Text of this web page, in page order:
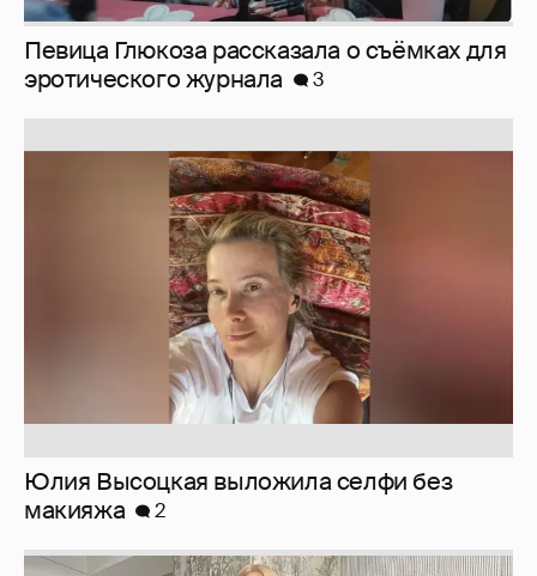
Певица Глюкоза рассказала о съёмках для
эротического журнала
3
Юлия Высоцкая выложила селфи без
макияжа
2